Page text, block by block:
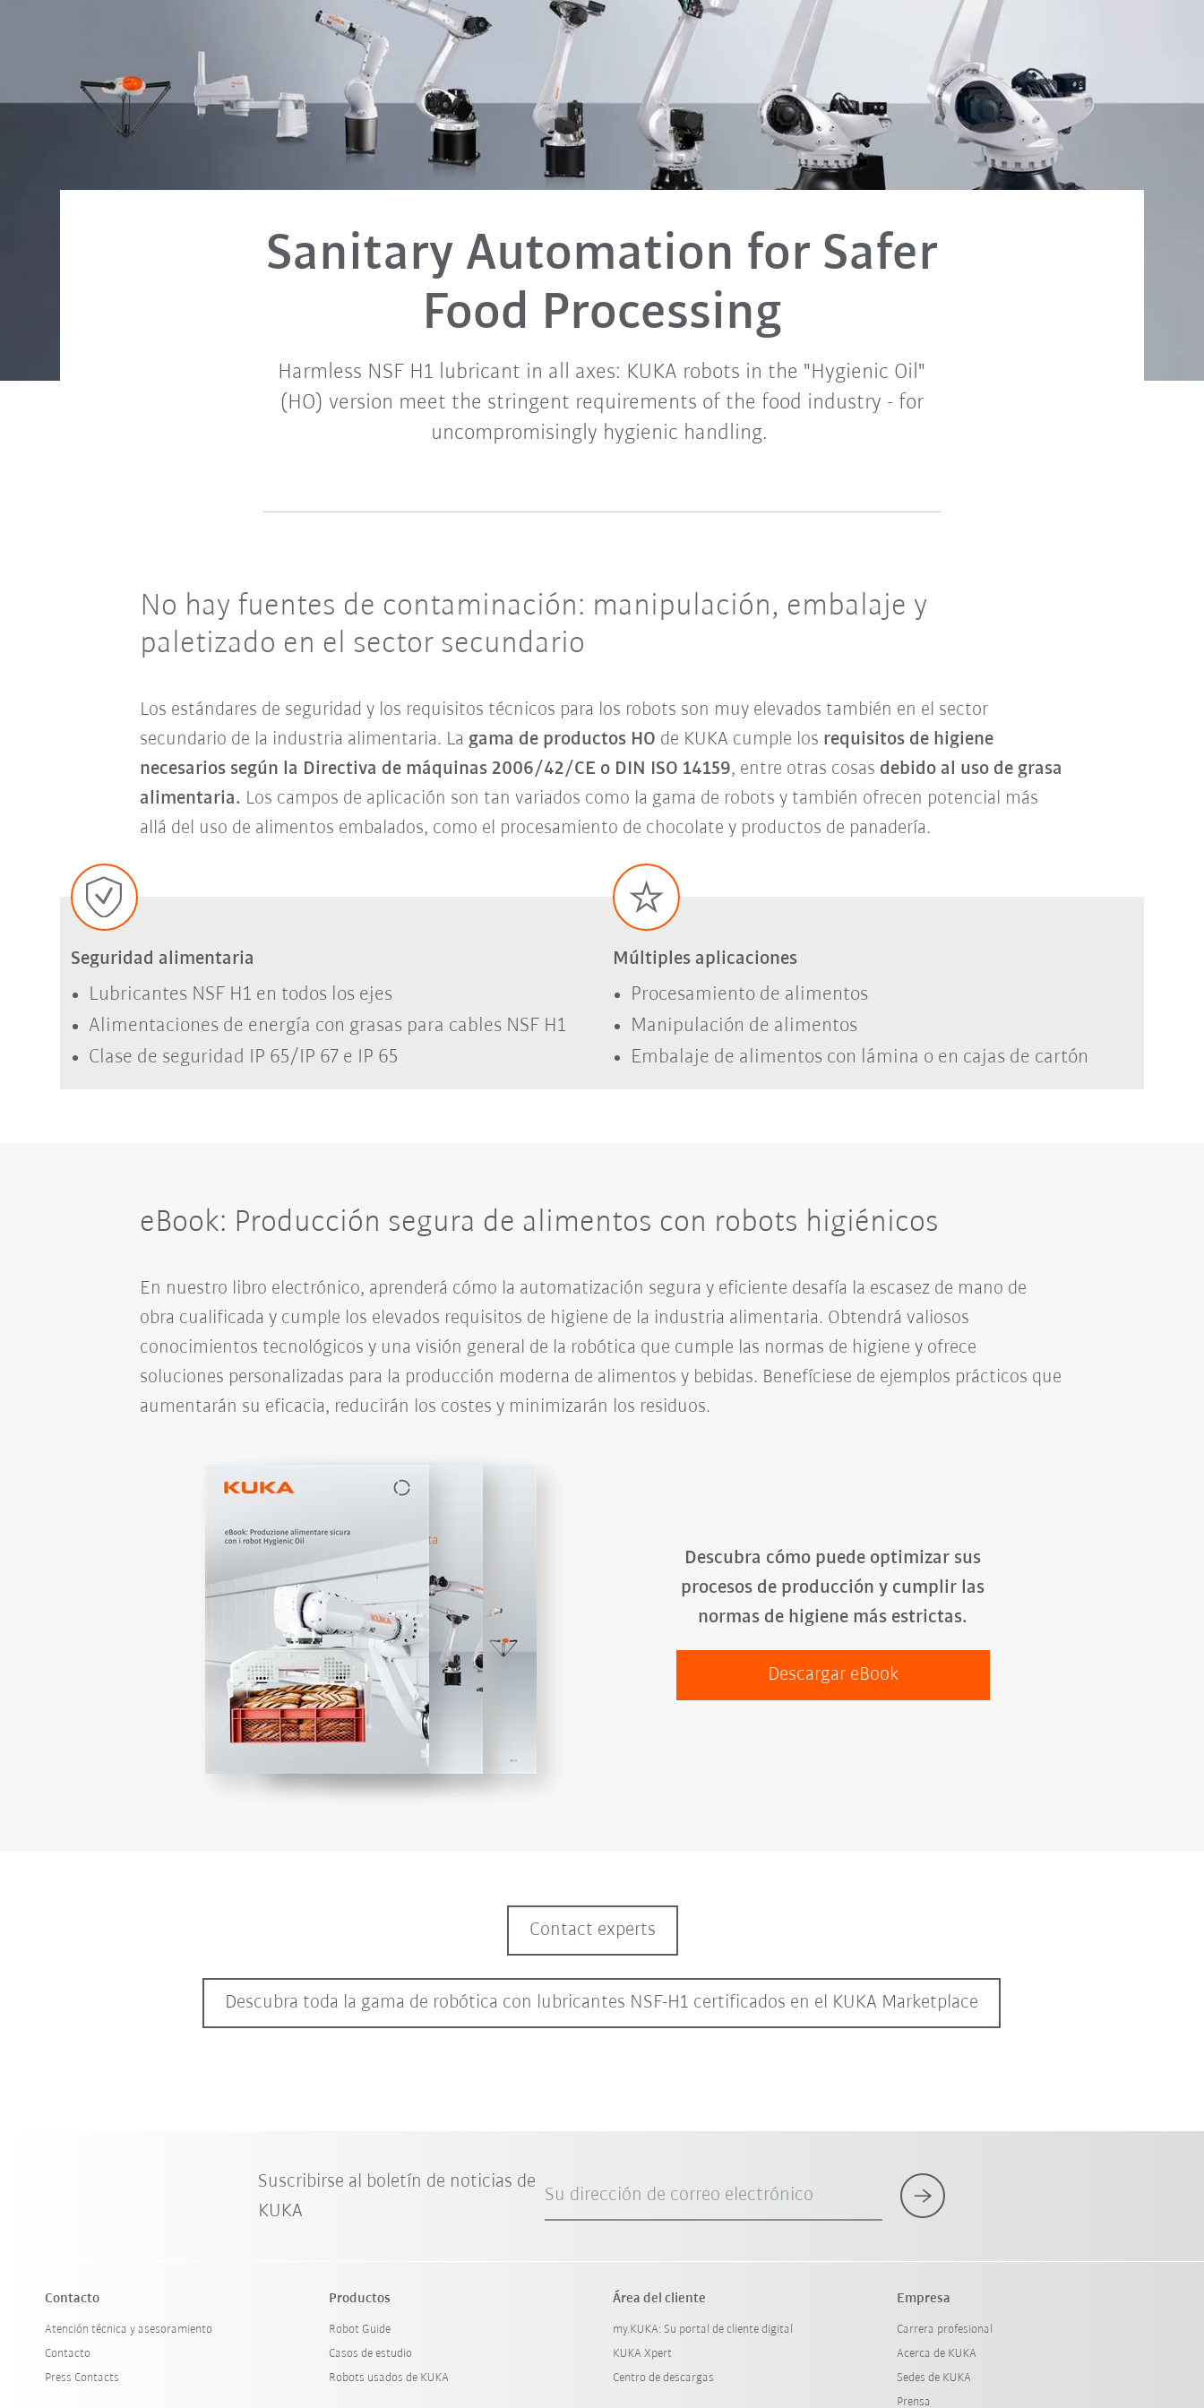
Sanitary Automation for Safer
Food Processing
Harmless NSF H1 lubricant in all axes: KUKA robots in the "Hygienic Oil"
(HO) version meet the stringent requirements of the food industry - for
uncompromisingly hygienic handling.
No hay fuentes de contaminación: manipulación, embalaje y
paletizado en el sector secundario
Los estándares de seguridad y los requisitos técnicos para los robots son muy elevados también en el sector
secundario de la industria alimentaria. La gama de productos HO de KUKA cumple los requisitos de higiene
necesarios según la Directiva de máquinas 2006/42/CE o DIN ISO 14159, entre otras cosas debido al uso de grasa
alimentaria. Los campos de aplicación son tan variados como la gama de robots y también ofrecen potencial más
allá del uso de alimentos embalados, como el procesamiento de chocolate y productos de panadería.
Seguridad alimentaria
Lubricantes NSF H1 en todos los ejes
Alimentaciones de energía con grasas para cables NSF H1
Clase de seguridad IP 65/IP 67 e IP 65
Múltiples aplicaciones
Procesamiento de alimentos
Manipulación de alimentos
Embalaje de alimentos con lámina o en cajas de cartón
eBook: Producción segura de alimentos con robots higiénicos
En nuestro libro electrónico, aprenderá cómo la automatización segura y eficiente desafía la escasez de mano de
obra cualificada y cumple los elevados requisitos de higiene de la industria alimentaria. Obtendrá valiosos
conocimientos tecnológicos y una visión general de la robótica que cumple las normas de higiene y ofrece
soluciones personalizadas para la producción moderna de alimentos y bebidas. Benefíciese de ejemplos prácticos que
aumentarán su eficacia, reducirán los costes y minimizarán los residuos.
Descubra cómo puede optimizar sus
procesos de producción y cumplir las
normas de higiene más estrictas.
Descargar eBook
Contact experts
Descubra toda la gama de robótica con lubricantes NSF-H1 certificados en el KUKA Marketplace
Suscribirse al boletín de noticias de
KUKA
Su dirección de correo electrónico
Contacto
Atención técnica y asesoramiento
Contacto
Press Contacts
Productos
Robot Guide
Casos de estudio
Robots usados de KUKA
Área del cliente
my.KUKA: Su portal de cliente digital
KUKA Xpert
Centro de descargas
Empresa
Carrera profesional
Acerca de KUKA
Sedes de KUKA
Prensa